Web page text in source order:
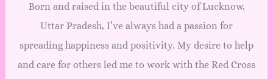
Born and raised in the beautiful city of Lucknow,
Uttar Pradesh, I’ve always had a passion for
spreading happiness and positivity. My desire to help
and care for others led me to work with the Red Cross